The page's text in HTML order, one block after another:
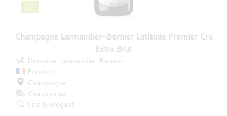
Champagne Larmandier-Bernier Latitude Premier Cru
Extra Brut
Domaine Larmandier-Bernier
Frankrijk
Champagne
Chardonnay
Fris & elegant